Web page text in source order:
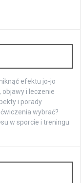
efektu jo-jo
i leczenie
i porady
wybrać?
w sporcie i treningu